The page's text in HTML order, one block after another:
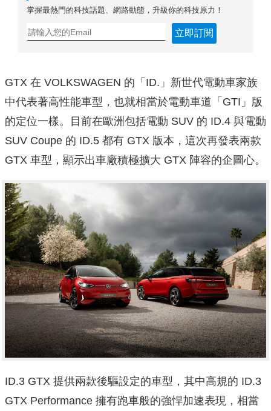
掌握最熱門的科技話題、網路動態，升級你的科技原力！
立即訂閱
GTX 在 VOLKSWAGEN 的「ID.」新世代電動車家族
中代表著高性能車型，也就相當於電動車道「GTI」版
的定位一樣。目前在歐洲包括電動 SUV 的 ID.4 與電動
SUV Coupe 的 ID.5 都有 GTX 版本，這次再發表兩款
GTX 車型，顯示出車廠積極擴大 GTX 陣容的企圖心。
ID.3 GTX 提供兩款後驅設定的車型，其中高規的 ID.3
GTX Performance 擁有跑車般的強悍加速表現，相當